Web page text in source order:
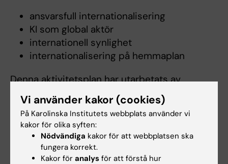
ansvarsfull internationalisering
KI som global aktör
internationell synlighet
internationalisering på hemmaplan
Denna aktivitetsplan har utarbetats av
internationaliseringsnämnden och har
fastställts av rektor.
Handlingsplanen i sin helhet
Vi använder kakor (cookies)
På Karolinska Institutets webbplats använder vi
kakor för olika syften:
Nödvändiga kakor för att webbplatsen ska
fungera korrekt.
Kakor för analys för att förstå hur